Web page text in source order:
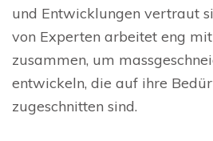
und Entwicklungen vertraut
von Experten arbeitet eng
zusammen, um
entwickeln, die auf ihre
zugeschnitten sind.